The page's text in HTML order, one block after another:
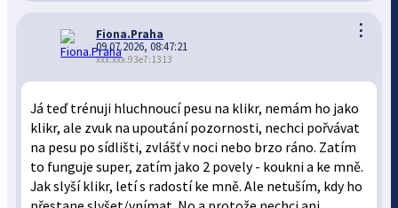
⋮
Fiona.Praha
09.07.2026, 08:47:21
xxx:xxx.93e7:1313
Já teď trénuji hluchnoucí pesu na klikr, nemám ho jako
klikr, ale zvuk na upoutání pozornosti, nechci pořvávat
na pesu po sídlišti, zvlášť v noci nebo brzo ráno. Zatím
to funguje super, zatím jako 2 povely - koukni a ke mně.
Jak slyší klikr, letí s radostí ke mně. Ale netuším, kdy ho